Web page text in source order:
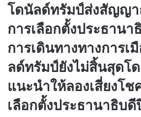
โดนัลด์ทรัมป์ส่งสัญญ
การเลือกตั้งประธาน
การเดินทางทางการเ
ลด์ทรัมป์ยังไม่สิ้นสุดโ
แนะนำให้ลองเสี่ยงโช
เลือกตั้งประธานาธิบ